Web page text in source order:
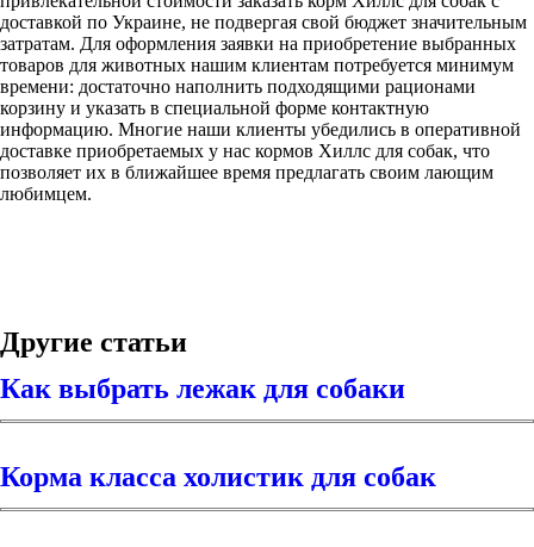
доставкой по Украине, не подвергая свой бюджет значительным
затратам. Для оформления заявки на приобретение выбранных
товаров для животных нашим клиентам потребуется минимум
времени: достаточно наполнить подходящими рационами
корзину и указать в специальной форме контактную
информацию. Многие наши клиенты убедились в оперативной
доставке приобретаемых у нас кормов Хиллс для собак, что
позволяет их в ближайшее время предлагать своим лающим
любимцем.
Другие статьи
Как выбрать лежак для собаки
Корма класса холистик для собак